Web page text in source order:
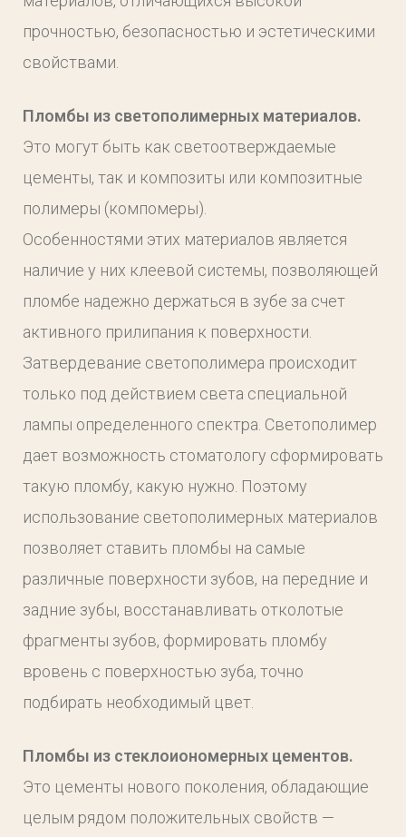
прочностью, безопасностью и эстетическими
свойствами.
Пломбы из светополимерных материалов.
Это могут быть как светоотверждаемые
цементы, так и композиты или композитные
полимеры (компомеры).
Особенностями этих материалов является
наличие у них клеевой системы, позволяющей
пломбе надежно держаться в зубе за счет
активного прилипания к поверхности.
Затвердевание светополимера происходит
только под действием света специальной
лампы определенного спектра. Светополимер
дает возможность стоматологу сформировать
такую пломбу, какую нужно. Поэтому
использование светополимерных материалов
позволяет ставить пломбы на самые
различные поверхности зубов, на передние и
задние зубы, восстанавливать отколотые
фрагменты зубов, формировать пломбу
вровень с поверхностью зуба, точно
подбирать необходимый цвет.
Пломбы из стеклоиономерных цементов.
Это цементы нового поколения, обладающие
целым рядом положительных свойств —